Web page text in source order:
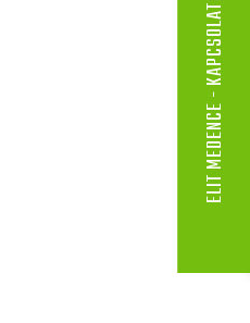
ELIT MEDENCE - KAPCSOLAT